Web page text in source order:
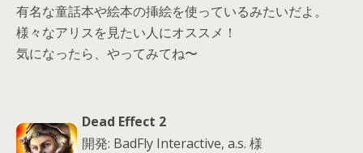
有名な童話本や絵本の挿絵を使っているみたいだよ。
様々なアリスを見たい人にオススメ！
気になったら、やってみてね〜
Dead Effect 2
開発: BadFly Interactive, a.s. 様